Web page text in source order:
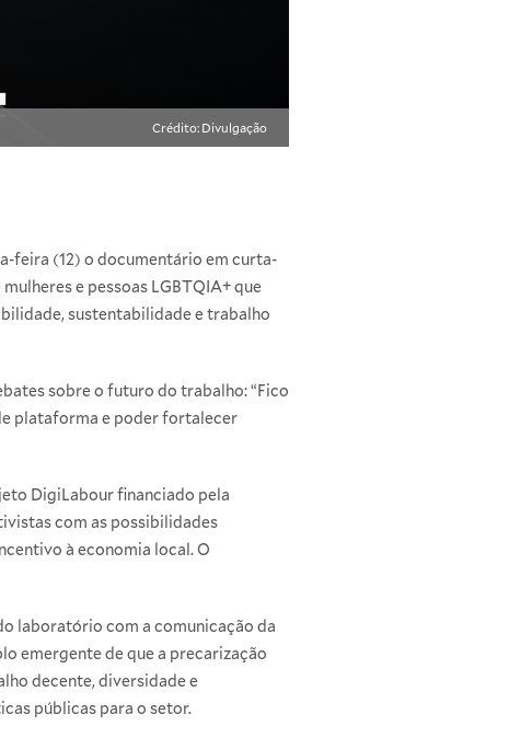
Crédito: Divulgação
feira (12) o documentário em curta-
e pessoas LGBTQIA+ que
sustentabilidade e trabalho
sobre o futuro do trabalho: “Fico
plataforma e poder fortalecer
DigiLabour financiado pela
com as possibilidades
à economia local. O
laboratório com a comunicação da
emergente de que a precarização
decente, diversidade e
públicas para o setor.